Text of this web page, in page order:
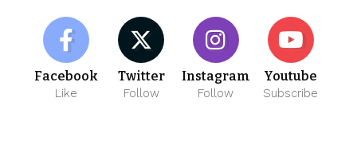
Facebook
Like
Twitter
Follow
Instagram
Follow
Youtube
Subscribe